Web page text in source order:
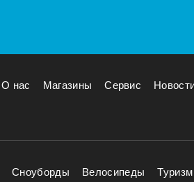
О нас Магазины Сервис
Сноуборды Велосипеды Туризм